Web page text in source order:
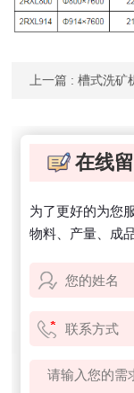
上一篇 : 槽式洗矿
在线
为了更好的为您
物料、产量、成